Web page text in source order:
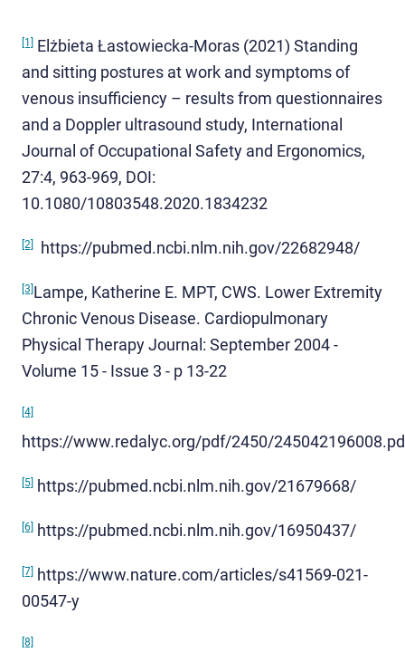
[1]
Elżbieta Łastowiecka-Moras (2021) Standing
and sitting postures at work and symptoms of
venous insufficiency – results from questionnaires
and a Doppler ultrasound study, International
Journal of Occupational Safety and Ergonomics,
27:4, 963-969, DOI:
10.1080/10803548.2020.1834232
[2] https://pubmed.ncbi.nlm.nih.gov/22682948/
[3] Lampe, Katherine E. MPT, CWS. Lower Extremity
Chronic Venous Disease. Cardiopulmonary
Physical Therapy Journal: September 2004 -
Volume 15 - Issue 3 - p 13-22
[4]
https://www.redalyc.org/pdf/2450/
[5] https://pubmed.ncbi.nlm.nih.gov/21679668/
[6] https://pubmed.ncbi.nlm.nih.gov/16950437/
[7]
https://www.nature.com/articles/s41569-021-
00547-y
[8]